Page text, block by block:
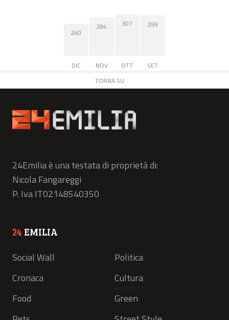
240
DIC
284
NOV
307
OTT
299
SET
TORNA SU
24Emilia è una testata di proprietà di:
Nicola Fangareggi
P. Iva IT02148540350
24 EMILIA
Social Wall
Politica
Cronaca
Cultura
Food
Green